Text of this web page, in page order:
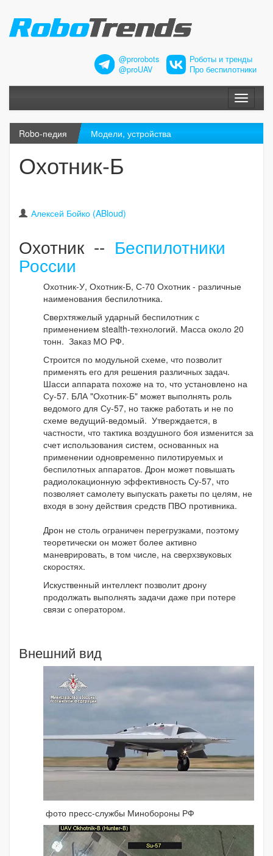
@prorobots
@proUAV
Роботы и тренды
Про беспилотники
Меню
Robo-педия Модели, устройства
Охотник-Б
Алексей Бойко (ABloud)
Охотник -- Беспилотники
России
Охотник-У, Охотник-Б, С-70 Охотник - различные
наименования беспилотника.
Сверхтяжелый ударный беспилотник с
применением stealth-технологий. Масса около 20
тонн. Заказ МО РФ.
Строится по модульной схеме, что позволит
применять его для решения различных задач.
Шасси аппарата похоже на то, что установлено на
Су-57. БЛА "Охотник-Б" может выполнять роль
ведомого для Су-57, но также работать и не по
схеме ведущий-ведомый. Утверждается, в
частности, что тактика воздушного боя изменится за
счет использования систем, основанных на
применении одновременно пилотируемых и
беспилотных аппаратов. Дрон может повышать
радиолокационную эффективность Су-57, что
позволяет самолету выпускать ракеты по целям, не
входя в зону действия средств ПВО противника.
Дрон не столь ограничен перегрузками, поэтому
теоретически он может более активно
маневрировать, в том числе, на сверхзвуковых
скоростях.
Искуственный интеллект позволит дрону
продолжать выполнять задачи даже при потере
связи с оператором.
Внешний вид
фото пресс-службы Минобороны РФ